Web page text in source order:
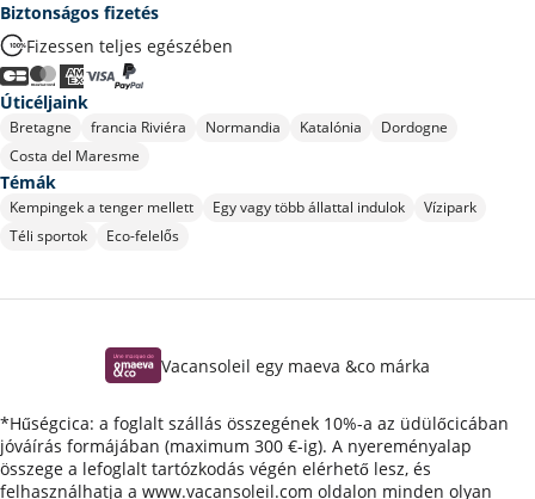
Témák
Kempingek a tenger mellett Egy vagy több állattal indulok
Vízipark
Téli sportok
Eco-felelős
Úticéljaink
Bretagne francia Riviéra Normandia Katalónia
Dordogne
Costa del Maresme
Biztonságos fizetés
Fizessen teljes egészében
Vacansoleil egy maeva &co márka
*Hűségcica: a foglalt szállás összegének 10%-a az üdülőcicában
jóváírás formájában (maximum 300 €-ig). A nyereményalap
összege a lefoglalt tartózkodás végén elérhető lesz, és
felhasználhatja a www.vacansoleil.com oldalon minden olyan